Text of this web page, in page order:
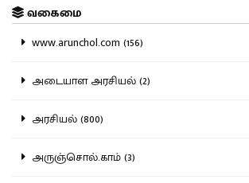
வகைமை
www.arunchol.com (156)
அடையாள அரசியல் (2)
அரசியல் (800)
அருஞ்சொல்.காம் (3)